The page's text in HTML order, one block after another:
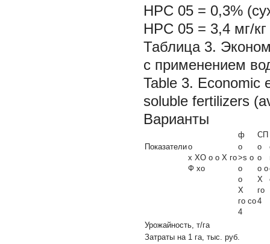
НРС 05 = 0,3%
НРС 05 = 3,4 мг/
Таблица 3.
с применением
Table 3. Economic
soluble fertilizers
Варианты
ф
СП
Показателио
х ХО о о X го
Ф хо
о
>s о
о
о
X
го со
4
о
о
о о
X
го
4
Урожайность, т/га
Затраты на 1 га, тыс. руб.